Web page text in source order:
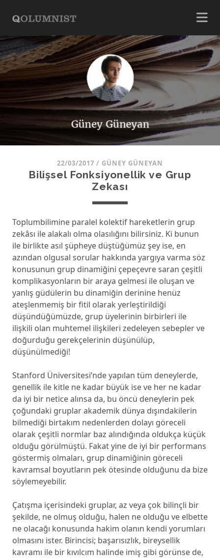
22/03/2017 / GÜNEY GÜNEYAN
Bilişsel Fonksiyonellik ve Grup
Zekası
Toplumbilimine paralel kolektif hareketlerin grup
zekâsı ile alakalı olma olasılığını bilirsiniz. Ki bunun
ile birlikte asıl şüpheye düştüğümüz şey ise, en
azından olgusal sorular hakkında yargıya varma söz
konusunun grup dinamiğini çepeçevre saran çeşitli
komplikasyonların bir araya gelmesi ile oluşan ve
yanlış güdülerin bu dinamiğin derinine henüz
ateşlenmemiş bir fitil olarak yerleştirildiği
düşündüğümüzde, grup üyelerinin birbirleri ile
ilişkili olan muhtemel ilişkileri zedeleyen sebepler ve
doğurduğu gerekçelerinin düşünülüp,
düşünülmediği!
Stanford Üniversitesi’nde yapılan tüm deneylerde,
genellik ile kitle ne kadar büyük ise ve her ne kadar
da iyi bir netice alınsa da, bu öncü deneylerin pek
çoğundaki gruplar akademik dünya dışındakilerin
bilmediği birtakım nedenlerden dolayı göreceli
olarak çeşitli normlar baz alındığında oldukça küçük
olduğu görülmüştü. Fakat yine de iyi bir performans
göstermiş olmaları, grup dinamiğinin göreceli
kavramsal boyutların pek ötesinde olduğunu da bize
söylemeyebilir.
Çatışma içerisindeki gruplar, az veya çok bilinçli bir
şekilde, ne olmuş olduğu, halen ne olduğu ve elbette
ne olacağı konusunda hakim olanın kendi yorumları
olmasını ister. Birincisi; başarısızlık, bireysellik
kavramı ile bir kıvılcım halinde imiş gibi görünse de,